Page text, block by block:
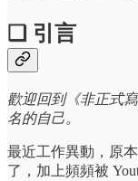
❏ 引言
歡迎回到《非正式
名的自己。
最近工作異動，原
了，加上頻頻被